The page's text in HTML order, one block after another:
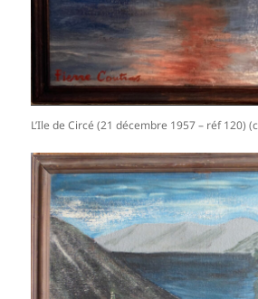
L’Ile de Circé (21 décembre 1957 – réf 120)